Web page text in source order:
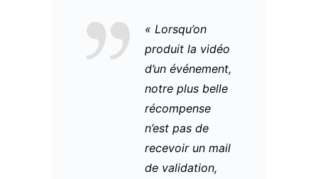
« Lorsqu’on
produit la vidéo
d’un événement,
notre plus belle
récompense
n’est pas de
recevoir un mail
de validation,